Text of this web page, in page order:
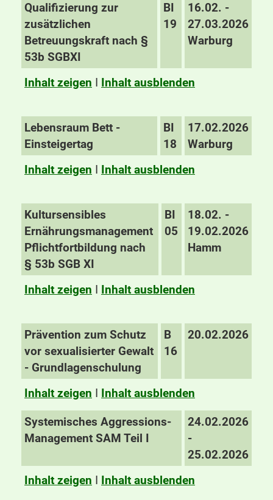
Qualifizierung zur
zusätzlichen
Betreuungskraft nach §
53b SGBXI
BI
19
16.02. -
27.03.2026
Warburg
Inhalt zeigen I Inhalt ausblenden
Lebensraum Bett -
Einsteigertag
BI
18
17.02.2026
Warburg
Inhalt zeigen I Inhalt ausblenden
Kultursensibles
Ernährungsmanagement
Pflichtfortbildung nach
§ 53b SGB XI
BI
05
18.02. -
19.02.2026
Hamm
Inhalt zeigen I Inhalt ausblenden
Prävention zum Schutz
vor sexualisierter Gewalt
- Grundlagenschulung
B
16
20.02.2026
Inhalt zeigen I Inhalt ausblenden
Systemisches Aggressions-
Management SAM Teil I
24.02.2026
-
25.02.2026
Inhalt zeigen I Inhalt ausblenden